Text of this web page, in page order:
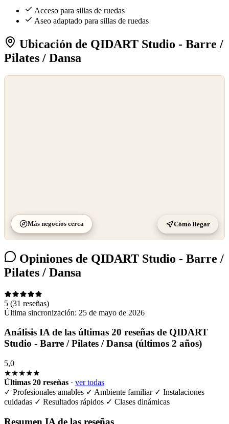
Acceso para sillas de ruedas
Aseo adaptado para sillas de ruedas
Ubicación de QIDART Studio - Barre /
Pilates / Dansa
Más negocios cerca Cómo llegar
Opiniones de QIDART Studio - Barre /
Pilates / Dansa
5 (31 reseñas)
Última sincronización: 25 de mayo de 2026
Análisis IA de las últimas 20 reseñas de QIDART
Studio - Barre / Pilates / Dansa (últimos 2 años)
5,0
★★★★★
Últimas 20 reseñas · ver todas
✓ Profesionales amables ✓ Ambiente familiar ✓ Instalaciones
cuidadas ✓ Resultados rápidos ✓ Clases dinámicas
Resumen IA de las reseñas